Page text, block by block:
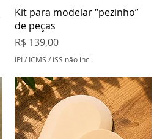
Visualização rápida
Kit para modelar “pezinho”
de peças
Preço
R$ 139,00
IPI / ICMS / ISS não incl.